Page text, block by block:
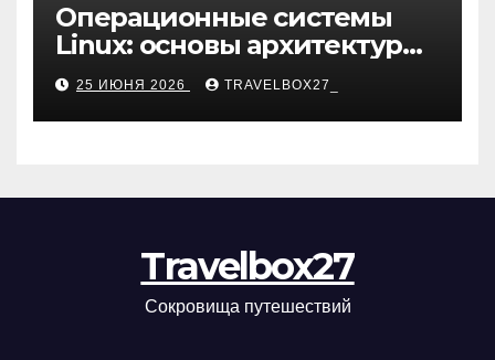
Операционные системы
Linux: основы архитектуры,
компоненты и области
применения
25 ИЮНЯ 2026 TRAVELBOX27_
Travelbox27
Сокровища путешествий